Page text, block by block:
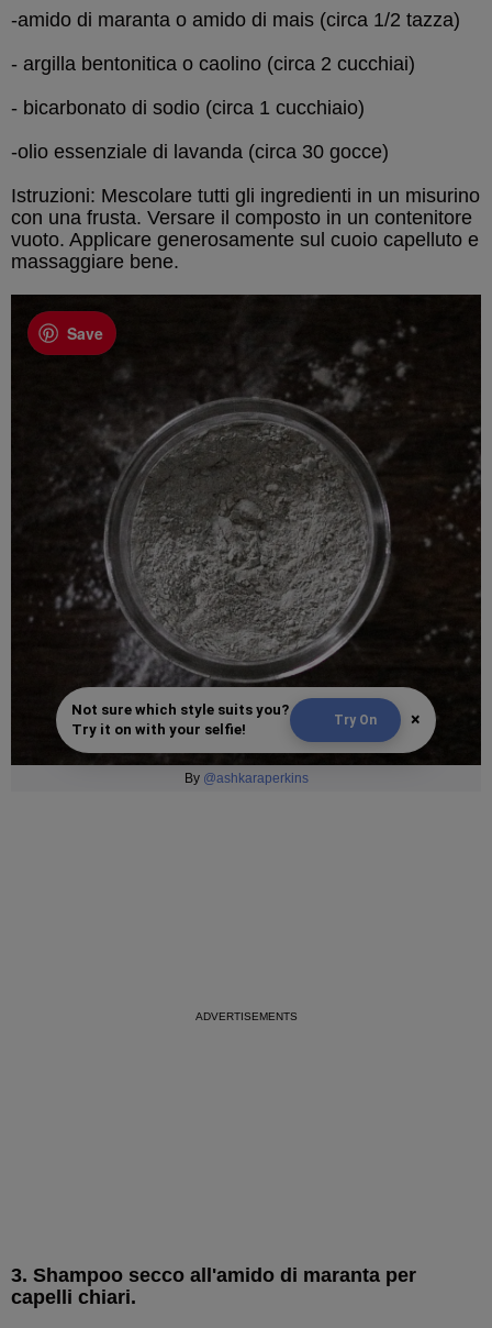
-amido di maranta o amido di mais (circa 1/2 tazza)
- argilla bentonitica o caolino (circa 2 cucchiai)
- bicarbonato di sodio (circa 1 cucchiaio)
-olio essenziale di lavanda (circa 30 gocce)
Istruzioni: Mescolare tutti gli ingredienti in un misurino
con una frusta. Versare il composto in un contenitore
vuoto. Applicare generosamente sul cuoio capelluto e
massaggiare bene.
Save
Not sure which style suits you?
Try it on with your selfie!
Try On ×
By @ashkaraperkins
3. Shampoo secco all'amido di maranta per
capelli chiari.